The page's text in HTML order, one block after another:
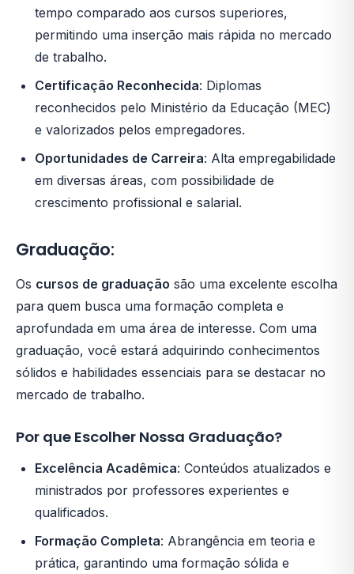
tempo comparado aos cursos superiores,
permitindo uma inserção mais rápida no mercado
de trabalho.
Certificação Reconhecida: Diplomas
reconhecidos pelo Ministério da Educação (MEC)
e valorizados pelos empregadores.
Oportunidades de Carreira: Alta empregabilidade
em diversas áreas, com possibilidade de
crescimento profissional e salarial.
Graduação:
Os cursos de graduação são uma excelente escolha
para quem busca uma formação completa e
aprofundada em uma área de interesse. Com uma
graduação, você estará adquirindo conhecimentos
sólidos e habilidades essenciais para se destacar no
mercado de trabalho.
Por que Escolher Nossa Graduação?
Excelência Acadêmica: Conteúdos atualizados e
ministrados por professores experientes e
qualificados.
Formação Completa: Abrangência em teoria e
prática, garantindo uma formação sólida e